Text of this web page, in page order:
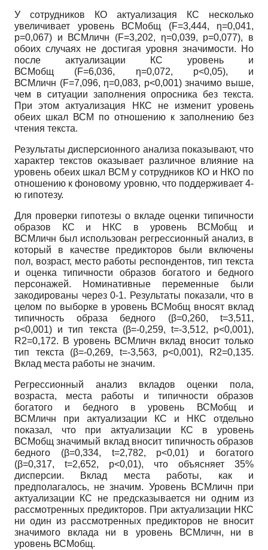
У сотрудников КО актуализация КС несколько
увеличивает уровень ВСМобщ (F=3,444, η=0,041,
р=0,067) и ВСМличн (F=3,202, η=0,039, р=0,077), в
обоих случаях не достигая уровня значимости. Но
после актуализации КС уровень и
ВСМобщ (F=6,036, η=0,072, p<0,05), и
ВСМличн (F=7,096, η=0,083, p<0,001) значимо выше,
чем в ситуации заполнения опросника без текста.
При этом актуализация НКС не изменит уровень
обеих шкал ВСМ по отношению к заполнению без
чтения текста.
Результаты дисперсионного анализа показывают, что
характер текстов оказывает различное влияние на
уровень обеих шкал ВСМ у сотрудников КО и НКО по
отношению к фоновому уровню, что поддерживает 4-
ю гипотезу.
Для проверки гипотезы о вкладе оценки типичности
образов КС и НКС в уровень ВСМобщ и
ВСМличн был использован регрессионный анализ, в
который в качестве предикторов были включены
пол, возраст, место работы респондентов, тип текста
и оценка типичности образов богатого и бедного
персонажей. Номинативные переменные были
закодированы через 0-1. Результаты показали, что в
целом по выборке в уровень ВСМобщ вносят вклад
типичность образа бедного (β=0,260, t=3,511,
p<0,001) и тип текста (β=-0,259, t=-3,512, p<0,001),
R2=0,172. В уровень ВСМличн вклад вносит только
тип текста (β=-0,269, t=-3,563, p<0,001), R2=0,135.
Вклад места работы не значим.
Регрессионный анализ вкладов оценки пола,
возраста, места работы и типичности образов
богатого и бедного в уровень ВСМобщ и
ВСМличн при актуализации КС и НКС отдельно
показал, что при актуализации КС в уровень
ВСМобщ значимый вклад вносит типичность образов
бедного (β=0,334, t=2,782, p<0,01) и богатого
(β=0,317, t=2,652, p<0,01), что объясняет 35%
дисперсии. Вклад места работы, как и
предполагалось, не значим. Уровень ВСМличн при
актуализации КС не предсказывается ни одним из
рассмотренных предикторов. При актуализации НКС
ни один из рассмотренных предикторов не вносит
значимого вклада ни в уровень ВСМличн, ни в
уровень ВСМобщ.